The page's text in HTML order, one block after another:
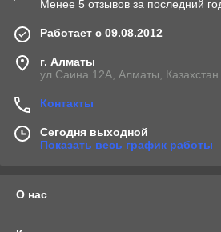
Менее 5 отзывов за последний
Работает с 09.08.2012
г. Алматы
ул.Саина 12А, Алматы, Казахстан
Контакты
Сегодня выходной
Показать весь график работы
О нас